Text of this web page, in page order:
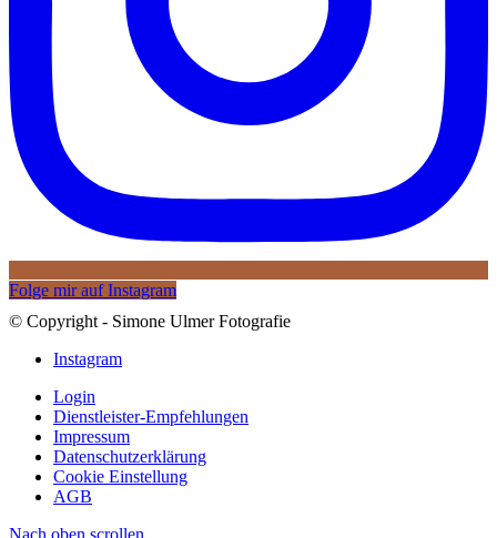
Folge mir auf Instagram
© Copyright - Simone Ulmer Fotografie
Instagram
Login
Dienstleister-Empfehlungen
Impressum
Datenschutzerklärung
Cookie Einstellung
AGB